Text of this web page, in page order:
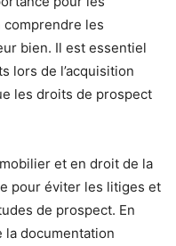
les
bien. Il est essentiel
lors de l’acquisition
les droits de prospect
et en droit de la
pour éviter les litiges et
de prospect. En
la documentation